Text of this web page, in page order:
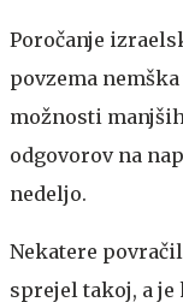
Poročanje
povzema
možnosti
odgovorov na
nedeljo.
Nekatere
sprejel takoj, a